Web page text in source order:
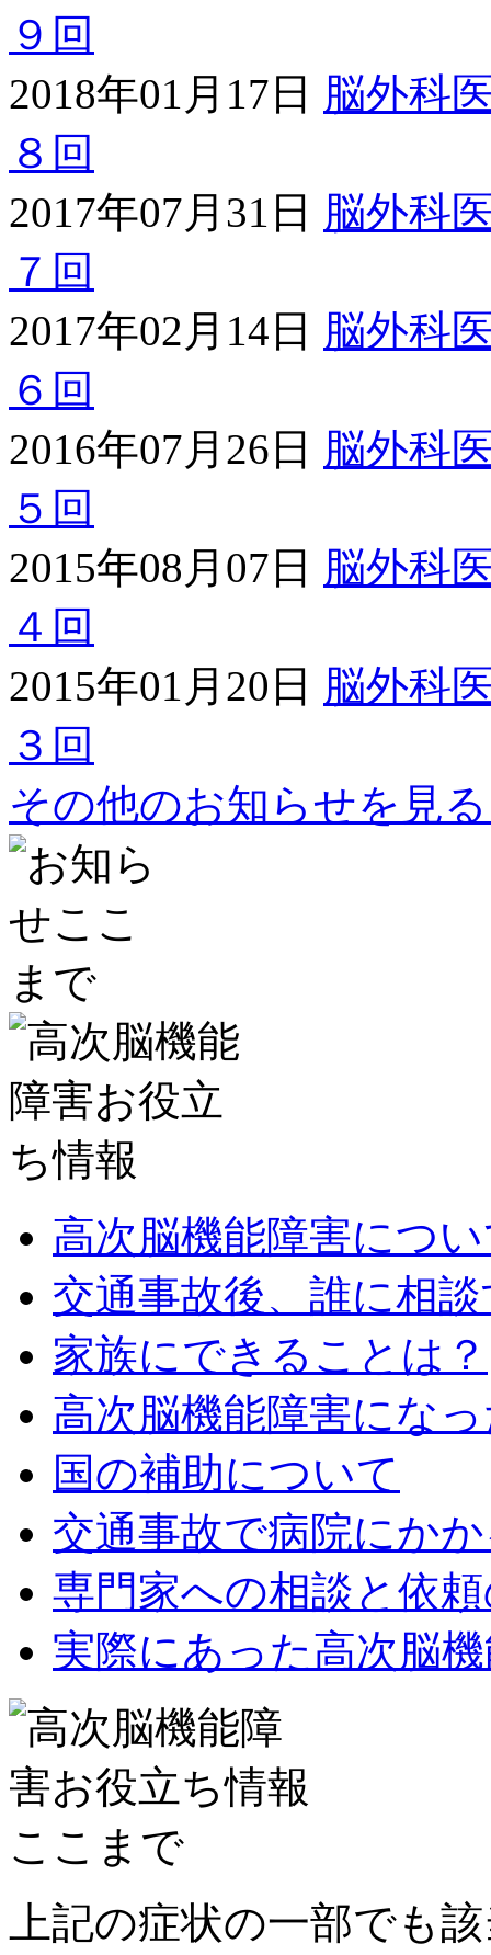
９回
2018年01月17日 脳外科
８回
2017年07月31日 脳外科
７回
2017年02月14日 脳外科
６回
2016年07月26日 脳外科
５回
2015年08月07日 脳外科
４回
2015年01月20日 脳外科
３回
その他のお知らせを見
高次脳機能障害につ
交通事故後、誰に相
家族にできることは？
高次脳機能障害にな
国の補助について
交通事故で病院にか
専門家への相談と依
実際にあった高次脳
上記の症状の一部でも